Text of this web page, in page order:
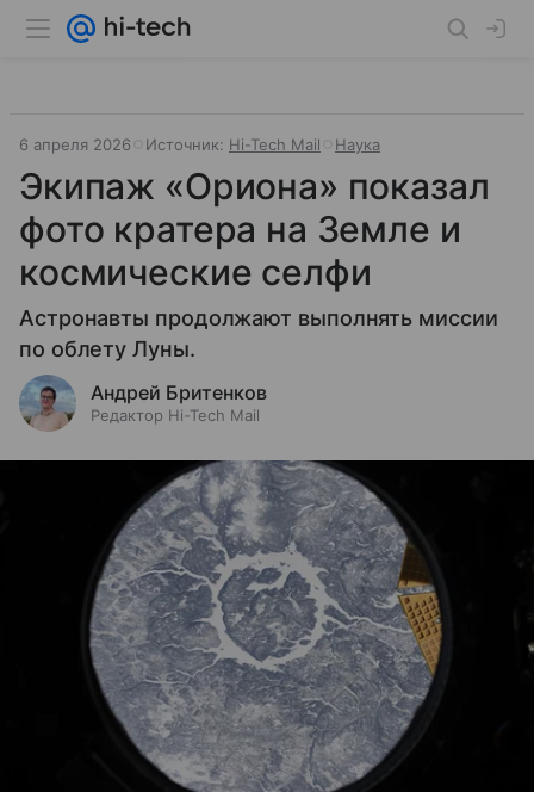
6 апреля 2026 Источник: Hi-Tech Mail Наука
Экипаж «Ориона» показал
фото кратера на Земле и
космические селфи
Астронавты продолжают выполнять миссии
по облету Луны.
Андрей Бритенков
Редактор Hi-Tech Mail